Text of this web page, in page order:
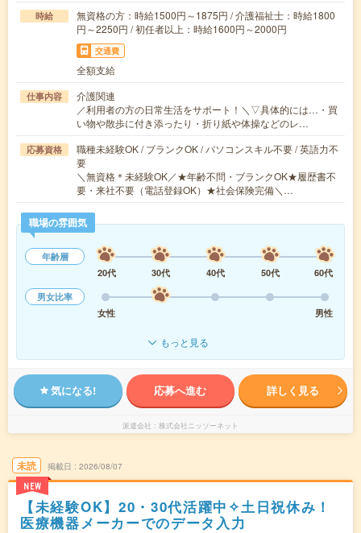
時給
無資格の方：時給1500円～1875円 / 介護福祉士：時給1800
円～2250円 / 初任者以上：時給1600円～2000円
交通費
全額支給
仕事内容
介護関連
／利用者の方の日常生活をサポート！＼▽具体的には…・買
い物や散歩に付き添ったり・折り紙や体操などのレ…
応募資格
職種未経験OK / ブランクOK / パソコンスキル不要 / 英語力不
要
＼無資格＊未経験OK／★年齢不問・ブランクOK★履歴書不
要・来社不要（電話登録OK）★社会保険完備＼…
職場の雰囲気
年齢層
20代
30代 40代 50代
60代
男女比率
女性
男性
もっと見る
気になる! 応募へ進む 詳しく見る
派遣会社 株式会社ニッソーネット
未読
NEW
掲載日 2026/08/07
【未経験OK】20・30代活躍中✧土日祝休み！
医療機器メーカーでのデータ入力